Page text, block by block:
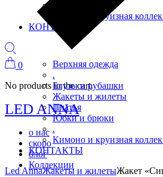
Кимоно и круизная
КОНТАКТЫ
0
No products in the cart.
LED ANNA
о нас
скоро
блог
Коллекции
Верхняя одежда
.
Блузы и рубашки
Жакеты и жилеты
Платья
Юбки и брюки
.
Кимоно и круизная
КОНТАКТЫ
Led AnnaЖакеты и жилетыЖакет